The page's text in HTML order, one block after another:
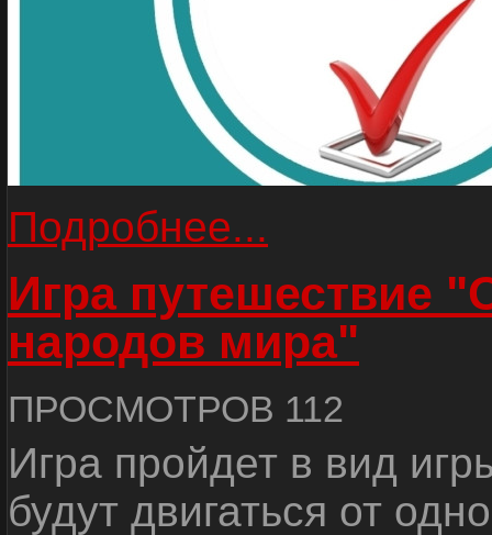
Подробнее...
Игра путешествие
народов мира"
ПРОСМОТРОВ 112
Игра пройдет в вид
будут двигаться от